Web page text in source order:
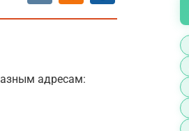
адресам: